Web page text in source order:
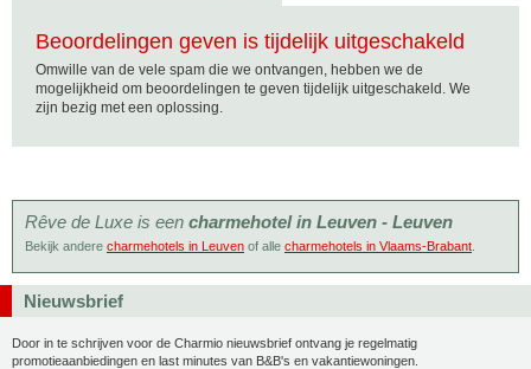
Beoordelingen geven is tijdelijk uitgeschakeld
Omwille van de vele spam die we ontvangen, hebben we de
mogelijkheid om beoordelingen te geven tijdelijk uitgeschakeld. We
zijn bezig met een oplossing.
Rêve de Luxe is een charmehotel in Leuven - Leuven
Bekijk andere charmehotels in Leuven of alle charmehotels in Vlaams-Brabant
Nieuwsbrief
Door in te schrijven voor de Charmio nieuwsbrief ontvang je regelmatig
promotieaanbiedingen en last minutes van B&B's en vakantiewoningen.